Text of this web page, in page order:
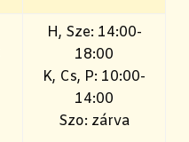
H, Sze: 14:00-
18:00
K, Cs, P: 10:00-
14:00
Szo: zárva